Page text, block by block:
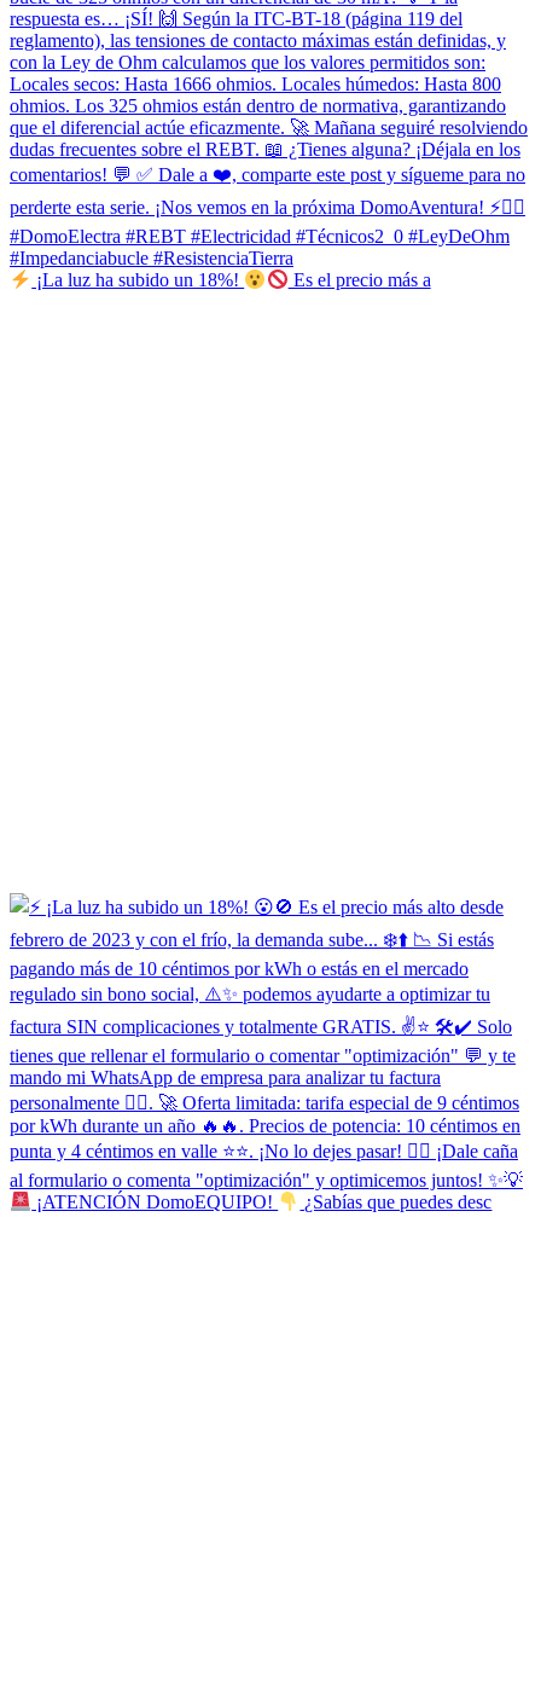
¡La luz ha subido un 18%! Es el precio más a
¡ATENCIÓN DomoEQUIPO! ¿Sabías que puedes desc